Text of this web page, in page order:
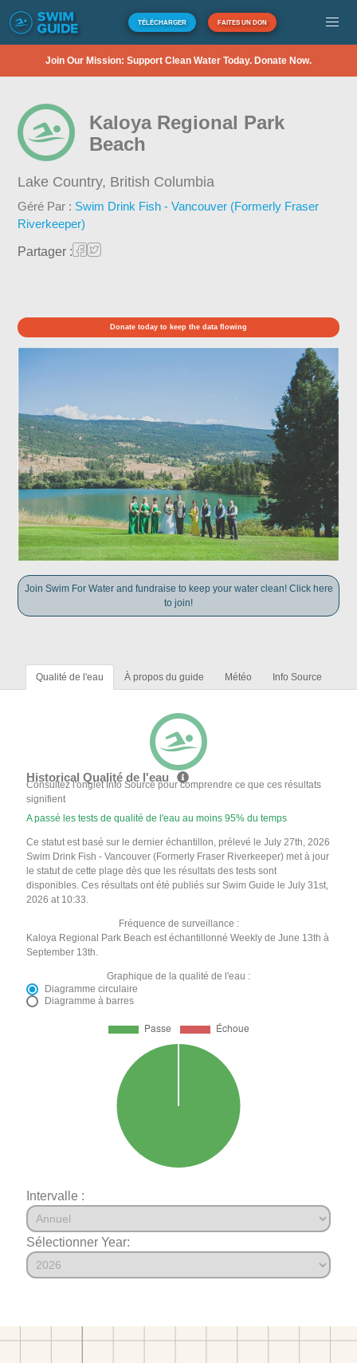
TÉLÉCHARGER FAITES UN DON
Join Our Mission: Support Clean Water Today. Donate Now.
Kaloya Regional Park
Beach
Lake Country, British Columbia
Géré Par : Swim Drink Fish - Vancouver (Formerly Fraser
Riverkeeper)
Partager :
Donate today to keep the data flowing
Join Swim For Water and fundraise to keep your water clean! Click here
to join!
Qualité de l'eau À propos du guide Météo Info Source
Historical Qualité de l'eau
Consultez l'onglet Info Source pour comprendre ce que ces résultats
signifient
A passé les tests de qualité de l'eau au moins 95% du temps
Ce statut est basé sur le dernier échantillon, prélevé le July 27th, 2026
Swim Drink Fish - Vancouver (Formerly Fraser Riverkeeper) met à jour
le statut de cette plage dès que les résultats des tests sont
disponibles. Ces résultats ont été publiés sur Swim Guide le July 31st,
2026 at 10:33.
Fréquence de surveillance :
Kaloya Regional Park Beach est échantillonné Weekly de June 13th à
September 13th.
Graphique de la qualité de l'eau :
Diagramme circulaire
Diagramme à barres
Intervalle :
Sélectionner Year: